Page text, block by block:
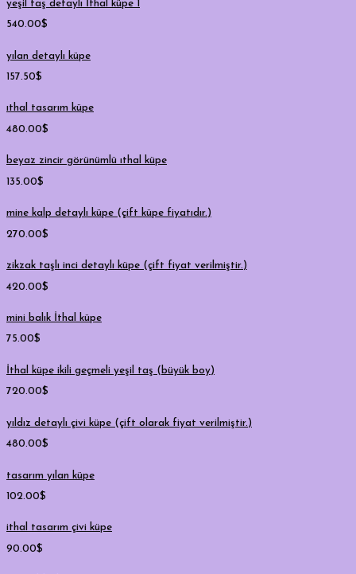
yeşil taş detaylı İthal küpe 1
540.00$
yılan detaylı küpe
157.50$
ıthal tasarım küpe
480.00$
beyaz zincir görünümlü ıthal küpe
135.00$
mine kalp detaylı küpe (çift küpe fiyatıdır.)
270.00$
zikzak taşlı inci detaylı küpe (çift fiyat verilmiştir.)
420.00$
mini balık İthal küpe
75.00$
İthal küpe ikili geçmeli yeşil taş (büyük boy)
720.00$
yıldız detaylı çivi küpe (çift olarak fiyat verilmiştir.)
480.00$
tasarım yılan küpe
102.00$
ithal tasarım çivi küpe
90.00$